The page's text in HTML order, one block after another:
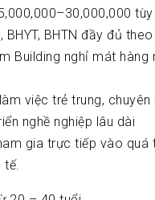
BHYT, BHTN đầy đủ theo
Building nghỉ mát
việc trẻ trung, chuyên
nghề nghiệp lâu dài
gia trực tiếp vào quá